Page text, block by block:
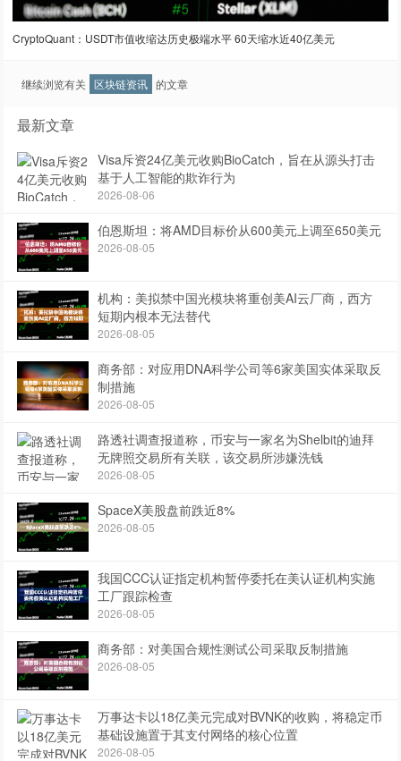
CryptoQuant：USDT市值收缩达历史极端水平 60天缩水近40亿美元
继续浏览有关 区块链资讯 的文章
最新文章
Visa斥资24亿美元收购BioCatch，旨在从源头打击
基于人工智能的欺诈行为
2026-08-06
伯恩斯坦：将AMD目标价从600美元上调至650美元
2026-08-05
机构：美拟禁中国光模块将重创美AI云厂商，西方
短期内根本无法替代
2026-08-05
商务部：对应用DNA科学公司等6家美国实体采取反
制措施
2026-08-05
路透社调查报道称，币安与一家名为Shelbit的迪拜
无牌照交易所有关联，该交易所涉嫌洗钱
2026-08-05
SpaceX美股盘前跌近8%
2026-08-05
我国CCC认证指定机构暂停委托在美认证机构实施
工厂跟踪检查
2026-08-05
商务部：对美国合规性测试公司采取反制措施
2026-08-05
万事达卡以18亿美元完成对BVNK的收购，将稳定币
基础设施置于其支付网络的核心位置
2026-08-05